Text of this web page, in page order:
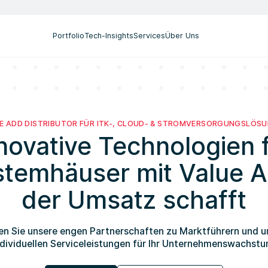
PortfolioTech-InsightsServicesÜber Uns
ADD DISTRIBUTOR FÜR ITK-, CLOUD- &
Technologien
mit Value
der Umsatz schafft
Sie unsere engen Partnerschaften zu Marktführern und
Serviceleistungen für Ihr